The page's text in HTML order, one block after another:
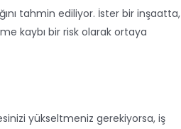
tahmin ediliyor. İster bir inşaatta,
kaybı bir risk olarak ortaya
yükseltmeniz gerekiyorsa, iş